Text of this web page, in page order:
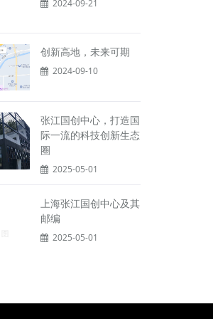
2024-09-21
创新高地，未来可期
2024-09-10
张江国创中心，打造国
际一流的科技创新生态
圈
2025-05-01
上海张江国创中心及其
邮编
2025-05-01